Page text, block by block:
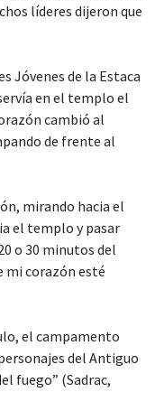
líderes dijeron que
Jóvenes de la Estaca
en el templo el
cambió al
de frente al
mirando hacia el
el templo y pasar
o 30 minutos del
mi corazón esté
el campamento
del Antiguo
fuego” (Sadrac,